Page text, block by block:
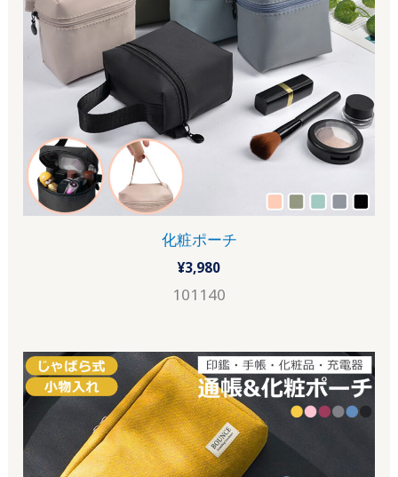
化粧ポーチ
¥3,980
101140